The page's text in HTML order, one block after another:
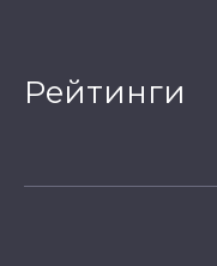
Рейтинги